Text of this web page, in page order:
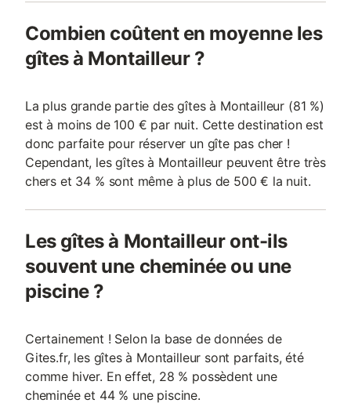
Combien coûtent en moyenne les
gîtes à Montailleur ?
La plus grande partie des gîtes à Montailleur (81 %)
est à moins de 100 € par nuit. Cette destination est
donc parfaite pour réserver un gîte pas cher !
Cependant, les gîtes à Montailleur peuvent être très
chers et 34 % sont même à plus de 500 € la nuit.
Les gîtes à Montailleur ont-ils
souvent une cheminée ou une
piscine ?
Certainement ! Selon la base de données de
Gites.fr, les gîtes à Montailleur sont parfaits, été
comme hiver. En effet, 28 % possèdent une
cheminée et 44 % une piscine.